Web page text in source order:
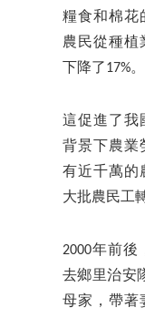
糧食和棉花
農民從種植
下降了17%。
這促進了我
背景下農業
有近千萬的
大批農民工
2000年前
去鄉里治安
母家，帶著